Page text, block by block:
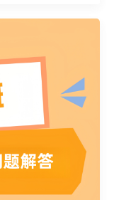
进入内核态，依
接终止相关进
统的拦截；同
览器更新的计划
以及部署
制。最终释放的
硬编码的命令与
，该远控内置56
继、键盘记录及
已经实现对该行为